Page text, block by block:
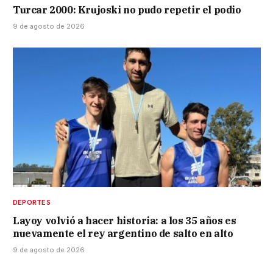
Turcar 2000: Krujoski no pudo repetir el podio
9 de agosto de 2026
DEPORTES
Layoy volvió a hacer historia: a los 35 años es
nuevamente el rey argentino de salto en alto
9 de agosto de 2026